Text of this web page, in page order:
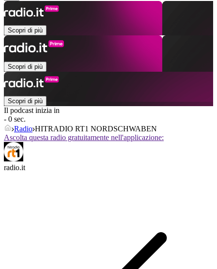
Scopri di più
Scopri di più
Scopri di più
Il podcast inizia in
- 0 sec.
Radio HITRADIO RT1 NORDSCHWABEN
Ascolta questa radio gratuitamente nell'applicazione:
radio.it